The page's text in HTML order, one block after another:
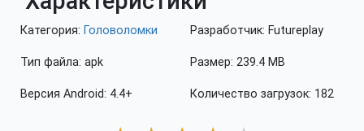
Категория: Головоломки
Тип файла: apk
Версия Android: 4.4+
Разработчик: Futureplay
Размер: 239.4 MB
Количество загрузок: 182